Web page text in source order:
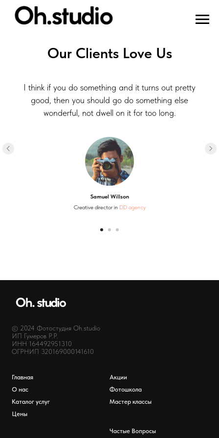
Our Clients Love Us
I think if you do something and it turns out pretty
good, then you should go do something else
wonderful, not dwell on it for too long.
Samuel Willson
Creative director in DD agency
© 2024 Фотостудия Oh.studio
ИП Гумеров Р.Р.
ИНН 164492951310
ОГРНИП 320169000141610
Главная
О нас
Каталог услуг
Цены
Акции
Фотошкола
Мастер классы
Частые Вопросы